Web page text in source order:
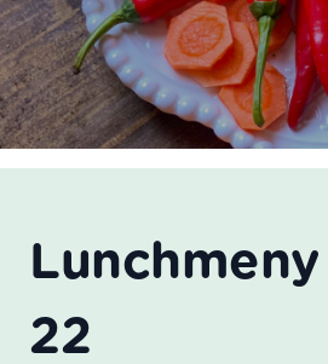
Lunchmeny
22